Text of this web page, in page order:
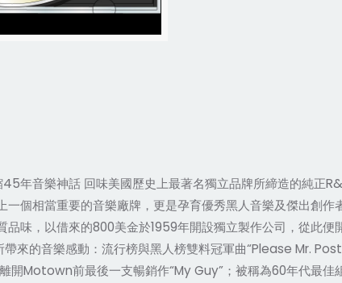
年音樂神話 回味美國歷史上最著名獨立品牌所締造的純
一個相當重要的音樂廠牌，更是孕育優秀黑人音樂及傑出創
品味，以借來的800美金於1959年開設獨立製作公司，從
來的音樂感動：流行榜與黑人榜雙料冠軍曲“Please Mr.
Motown前最後一支暢銷作“My Guy”；被稱為60年代最